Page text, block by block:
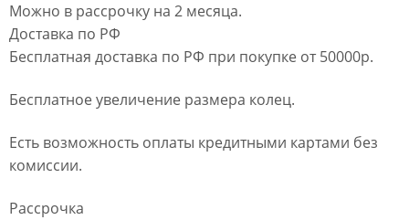
Можно в рассрочку на 2 месяца.
Доставка по РФ
Бесплатная доставка по РФ при покупке от 50000р.
Бесплатное увеличение размера колец.
Есть возможность оплаты кредитными картами без
комиссии.
Рассрочка